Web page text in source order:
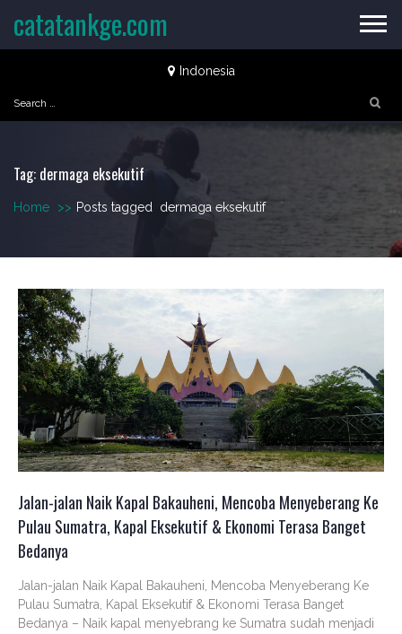
Indonesia
Search
for:
catatankge.com
Tag: dermaga eksekutif
Home >> Posts tagged dermaga eksekutif
Jalan-jalan Naik Kapal Bakauheni, Mencoba Menyeberang Ke
Pulau Sumatra, Kapal Eksekutif & Ekonomi Terasa Banget
Bedanya
Jalan-jalan Naik Kapal Bakauheni, Mencoba Menyeberang Ke
Pulau Sumatra, Kapal Eksekutif & Ekonomi Terasa Banget
Bedanya – Naik kapal menyebrang ke Sumatra sudah menjadi